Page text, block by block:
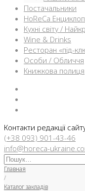
Постачальники
HoReCa
Кухні світу /
Wine & Drinks
Ресторан «під-
Особи / Обличчя
Книжкова полиця
Контакти редакції
(+38 093) 901-43-46
info@horeca-
Искать:
Главная
/
Каталог закладів